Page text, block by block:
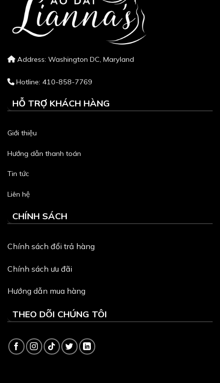
Address: Washington DC, Maryland
Hotline: 410-858-7769
HỖ TRỢ KHÁCH HÀNG
Giới thiệu
Hướng dẫn thanh toán
Tin tức
Liên hệ
CHÍNH SÁCH
Chính sách đổi trả hàng
Chính sách ưu đãi
Hướng dẫn mua hàng
THEO DÕI CHÚNG TÔI